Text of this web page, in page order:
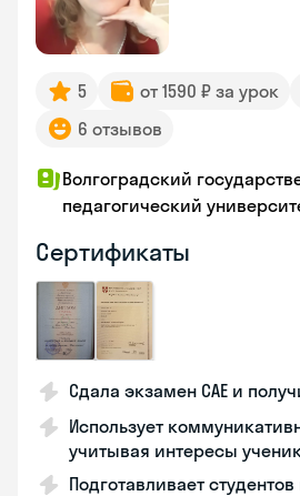
5 от 1590 ₽ за урок
6 отзывов
Волгоградский
педагогический
Сертификаты
Сдала экзамен CAE и
Использует
учитывая интересы
Подготавливает